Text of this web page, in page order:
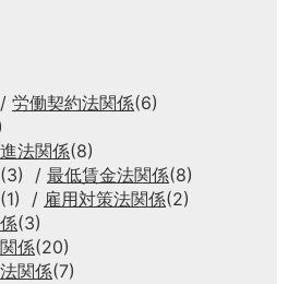
労働契約法関係(6)
法関係(8)
(3) 最低賃金法関係(8)
(1) 雇用対策法関係(2)
(3)
係(20)
関係(7)